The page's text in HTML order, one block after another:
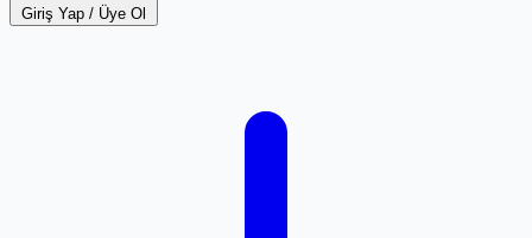
Giriş Yap / Üye Ol